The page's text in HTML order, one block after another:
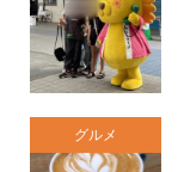
グルメ